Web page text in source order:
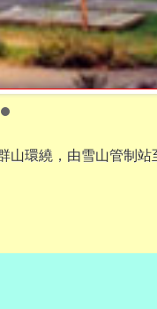
環繞，由雪山管制